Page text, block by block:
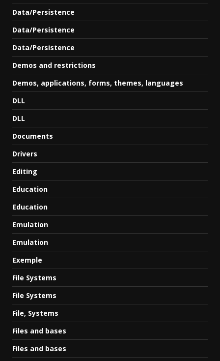
Data/Persistence
Data/Persistence
Data/Persistence
Demos and restrictions
Demos, applications, forms, themes, languages
DLL
DLL
Documents
Drivers
Editing
Education
Education
Emulation
Emulation
Exemple
File Systems
File Systems
File, Systems
Files and bases
Files and bases